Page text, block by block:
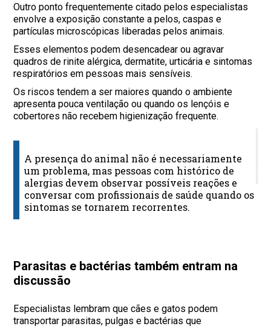
Outro ponto frequentemente citado pelos especialistas
envolve a exposição constante a pelos, caspas e
partículas microscópicas liberadas pelos animais.
Esses elementos podem desencadear ou agravar
quadros de rinite alérgica, dermatite, urticária e sintomas
respiratórios em pessoas mais sensíveis.
Os riscos tendem a ser maiores quando o ambiente
apresenta pouca ventilação ou quando os lençóis e
cobertores não recebem higienização frequente.
A presença do animal não é necessariamente
um problema, mas pessoas com histórico de
alergias devem observar possíveis reações e
conversar com profissionais de saúde quando os
sintomas se tornarem recorrentes.
Parasitas e bactérias também entram na
discussão
Especialistas lembram que cães e gatos podem
transportar parasitas, pulgas e bactérias que